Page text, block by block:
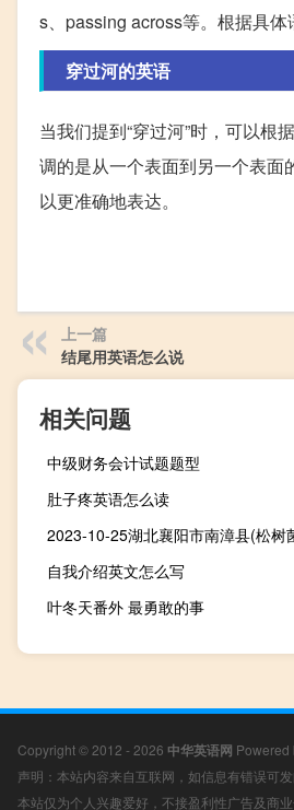
s、passing across等。根据具体
穿过河的英语
当我们提到“穿过河”时，可以
调的是从一个表面到另一个表
以更准确地表达。
上一篇
结尾用英语怎么说
相关问题
中级财务会计试题题型
肚子疼英语怎么读
2023-10-25湖北襄阳市南漳县(松树
自我介绍英文怎么写
叶冬天番外 最勇敢的事
Copyright © 2012 - 2026 中华英语网 Powered
声明：本站内容来自互联网，如信息有错误可
本站仅为个人兴趣爱好，不接盈利性广告及商